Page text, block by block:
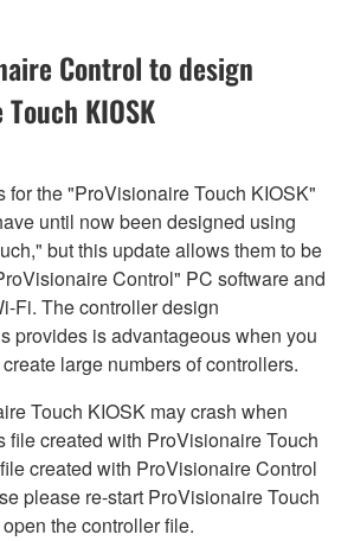
Control to design
KIOSK
for the "ProVisionaire Touch KIOSK"
until now been designed using
but this update allows them to be
Control" PC software and
Fi. The controller design
provides is advantageous when you
large numbers of controllers.
Touch KIOSK may crash when
file created with ProVisionaire Touch
created with ProVisionaire Control
please re-start ProVisionaire Touch
the controller file.